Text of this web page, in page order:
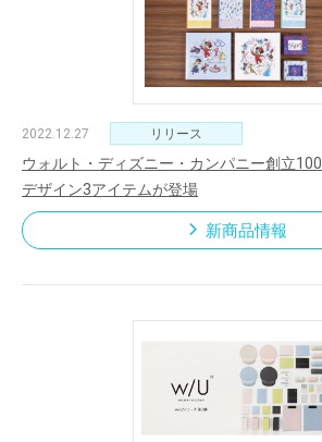
2022.12.27 リリース
ウォルト・ディズニー・カンパニー創立
デザイン3アイテムが登場
新商品情報